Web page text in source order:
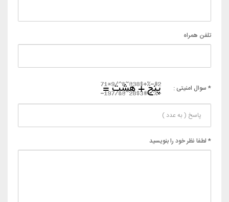
تلفن همراه
* سوال امنیتی :
* لطفا نظر خود را بنویسید